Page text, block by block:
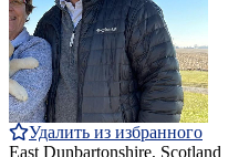
Удалить из избранного
East Dunbartonshire, Scotland